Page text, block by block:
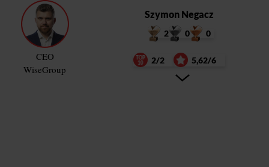
CEO
WiseGroup
Szymon Negacz
2 0 0
2/2 5,62/6